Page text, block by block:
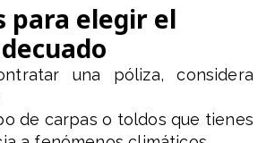
para elegir el
una póliza, considera
de carpas o toldos que tienes